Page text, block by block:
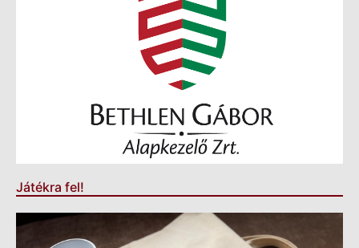
Játékra fel!